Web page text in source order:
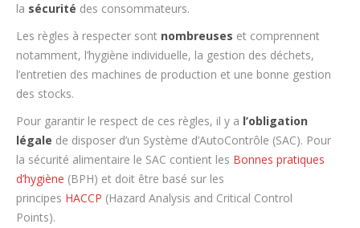
la sécurité des consommateurs.
Les règles à respecter sont nombreuses et comprennent
notamment, l’hygiène individuelle, la gestion des déchets,
l’entretien des machines de production et une bonne gestion
des stocks.
Pour garantir le respect de ces règles, il y a l’obligation
légale de disposer d’un Système d’AutoContrôle (SAC). Pour
la sécurité alimentaire le SAC contient les Bonnes pratiques
d’hygiène (BPH) et doit être basé sur les
principes HACCP (Hazard Analysis and Critical Control
Points).